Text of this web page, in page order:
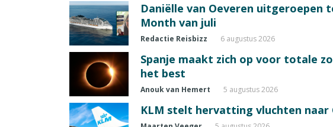
Daniëlle van Oeveren uitgeroepen
Month van juli
Redactie Reisbizz 6 augustus 2026
Spanje maakt zich op voor totale
het best
Anouk van Hemert 5 augustus 2026
KLM stelt hervatting vluchten